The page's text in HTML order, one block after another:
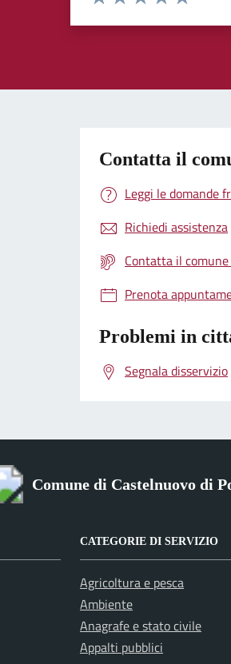
Contatta il
Leggi le domande
Richiedi assistenza
Contatta il
Prenota
Problemi in
Segnala disservizio
Comune di Castelnuovo di
CATEGORIE DI SERVIZIO
Agricoltura e pesca
Ambiente
Anagrafe e stato civile
Appalti pubblici